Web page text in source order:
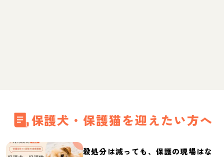
保護犬・保護猫を迎えたい方へ
殺処分は減っても、保護の現場はな